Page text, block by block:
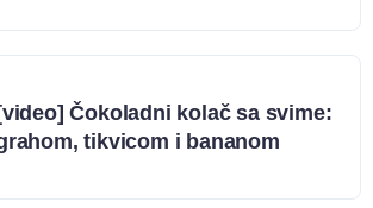
Čokoladni kolač sa svime:
tikvicom i bananom